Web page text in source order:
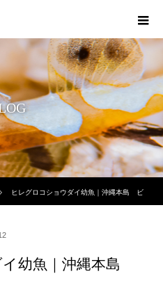
ヒレグロコショウダイ幼魚｜沖縄本島 ビ
幼魚｜沖縄本島